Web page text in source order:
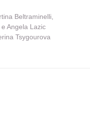
Beltraminelli,
Angela Lazic
Tsygourova